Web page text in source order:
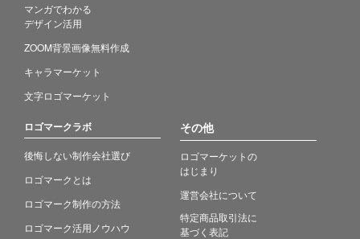
マンガでわかる
デザイン活用
ZOOM背景画像無料作成
キャラマーケット
文字ロゴマーケット
ロゴマークラボ
後悔しない制作会社選び
ロゴマークとは
ロゴマーク制作の方法
ロゴマーク活用ノウハウ
その他
ロゴマーケットの
はじまり
運営会社について
特定商品取引法に
基づく表記